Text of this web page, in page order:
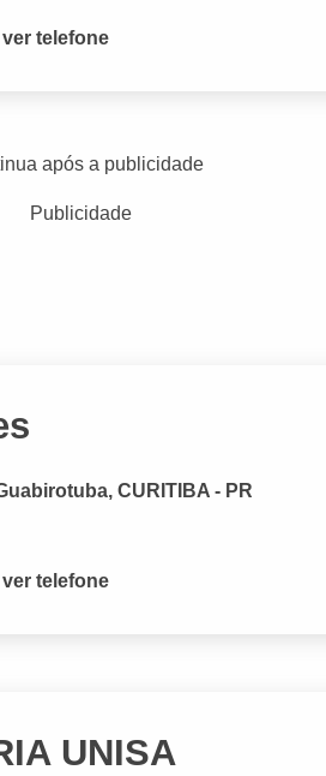
ver telefone
após a publicidade
Publicidade
CURITIBA - PR
ver telefone
UNISA